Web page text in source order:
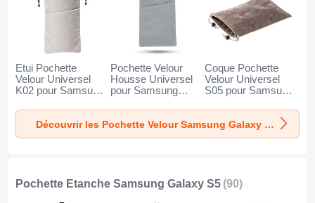
Etui Pochette
Velour Universel
K02 pour Samsung
Pochette Velour
Housse Universel
pour Samsung
Coque Pochette
Velour Universel
S05 pour Samsung
Découvrir les Pochette Velour Samsung Galaxy S5
Pochette Etanche Samsung Galaxy S5 (90)